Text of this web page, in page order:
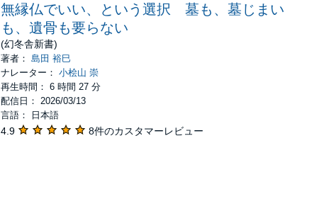
無縁仏でいい、という選択 墓も、墓じまい
も、遺骨も要らない
(幻冬舎新書)
著者： 島田 裕巳
ナレーター： 小桧山 崇
再生時間： 6 時間 27 分
配信日： 2026/03/13
言語： 日本語
4.9 8件のカスタマーレビュー